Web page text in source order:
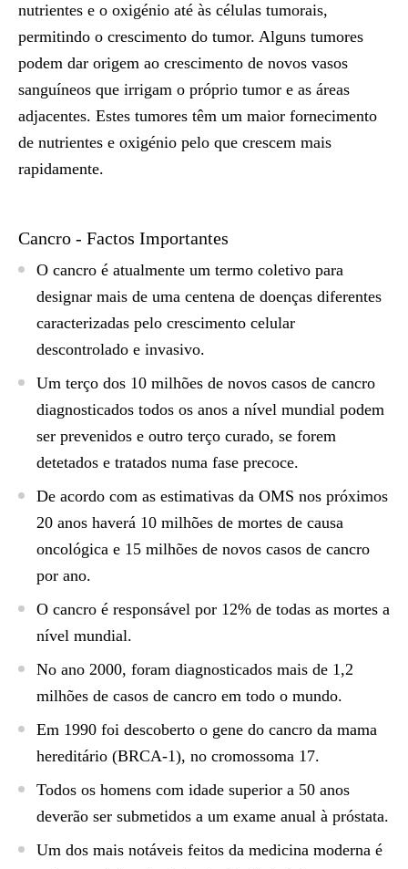
nutrientes e o oxigénio até às células tumorais,
permitindo o crescimento do tumor. Alguns tumores
podem dar origem ao crescimento de novos vasos
sanguíneos que irrigam o próprio tumor e as áreas
adjacentes. Estes tumores têm um maior fornecimento
de nutrientes e oxigénio pelo que crescem mais
rapidamente.
Cancro - Factos Importantes
O cancro é atualmente um termo coletivo para
designar mais de uma centena de doenças diferentes
caracterizadas pelo crescimento celular
descontrolado e invasivo.
Um terço dos 10 milhões de novos casos de cancro
diagnosticados todos os anos a nível mundial podem
ser prevenidos e outro terço curado, se forem
detetados e tratados numa fase precoce.
De acordo com as estimativas da OMS nos próximos
20 anos haverá 10 milhões de mortes de causa
oncológica e 15 milhões de novos casos de cancro
por ano.
O cancro é responsável por 12% de todas as mortes a
nível mundial.
No ano 2000, foram diagnosticados mais de 1,2
milhões de casos de cancro em todo o mundo.
Em 1990 foi descoberto o gene do cancro da mama
hereditário (BRCA-1), no cromossoma 17.
Todos os homens com idade superior a 50 anos
deverão ser submetidos a um exame anual à próstata.
Um dos mais notáveis feitos da medicina moderna é